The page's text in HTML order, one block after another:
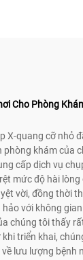
Cho Phòng
X-quang cỡ nhỏ
phòng khám của
cấp dịch vụ
mức độ hài lòng
vời, đồng thời
với không
chúng tôi thấy
triển khai,
lưu lượng bệnh